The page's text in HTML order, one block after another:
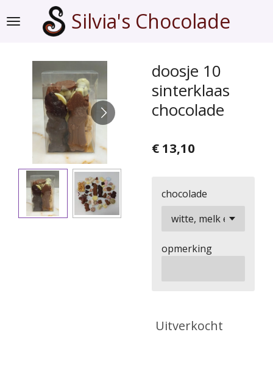
direct
hoofdinhoud
Silvia's Chocolade
doosje 10
sinterklaas
chocolade
€ 13,10
chocolade
opmerking
Uitverkocht